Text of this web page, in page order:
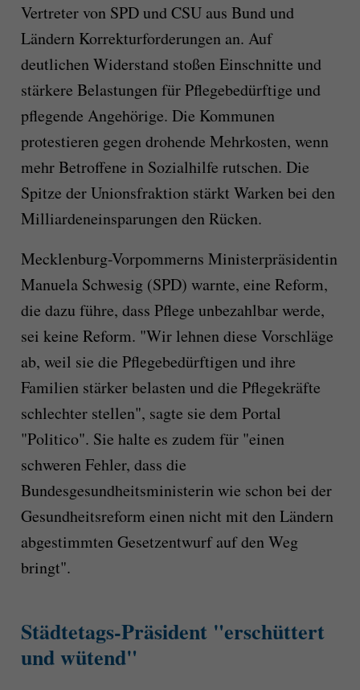
Vertreter von SPD und CSU aus Bund und
Ländern Korrekturforderungen an. Auf
deutlichen Widerstand stoßen Einschnitte und
stärkere Belastungen für Pflegebedürftige und
pflegende Angehörige. Die Kommunen
protestieren gegen drohende Mehrkosten, wenn
mehr Betroffene in Sozialhilfe rutschen. Die
Spitze der Unionsfraktion stärkt Warken bei den
Milliardeneinsparungen den Rücken.
Mecklenburg-Vorpommerns Ministerpräsidentin
Manuela Schwesig (SPD) warnte, eine Reform,
die dazu führe, dass Pflege unbezahlbar werde,
sei keine Reform. "Wir lehnen diese Vorschläge
ab, weil sie die Pflegebedürftigen und ihre
Familien stärker belasten und die Pflegekräfte
schlechter stellen", sagte sie dem Portal
"Politico". Sie halte es zudem für "einen
schweren Fehler, dass die
Bundesgesundheitsministerin wie schon bei der
Gesundheitsreform einen nicht mit den Ländern
abgestimmten Gesetzentwurf auf den Weg
bringt".
Städtetags-Präsident "erschüttert
und wütend"